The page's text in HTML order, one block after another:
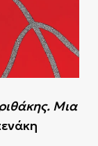
Μια